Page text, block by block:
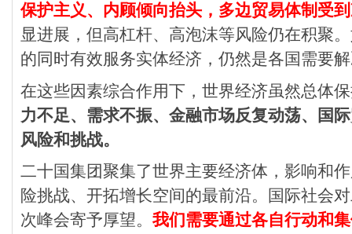
保护主义、内顾倾向抬头 ，多边贸易体制受
显进展，但高杠杆、高泡沫等风险仍在积聚
的同时有效服务实体经济，仍然是各国需要
在这些因素综合作用下，世界经济虽然总体
力不足、需求不振、金融市场反复动荡、国
风险和挑战。
二十国集团聚集了世界主要经济体，影响和
险挑战、开拓增长空间的最前沿。国际社会
次峰会寄予厚望。 我们需要通过各自行动和